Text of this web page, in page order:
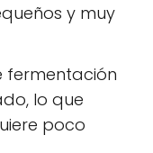
y muy
fermentación
lo que
poco